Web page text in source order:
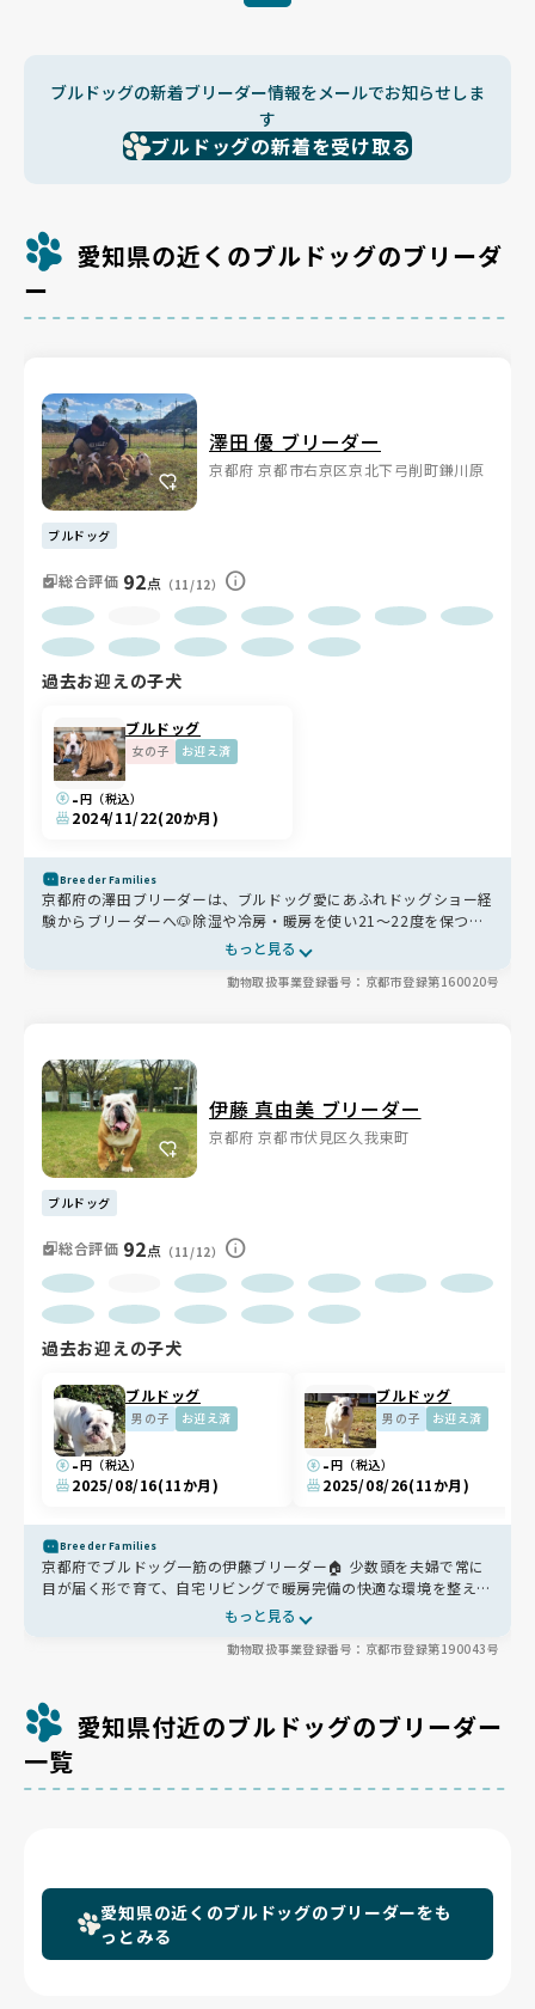
ブルドッグの新着ブリーダー情報をメールでお知らせしま
す
ブルドッグの新着を受け取る
愛知県の近くのブルドッグのブリーダ
ー
澤田 優 ブリーダー
京都府 京都市右京区京北下弓削町鎌川原
ブルドッグ
総合評価 92点 （11/12）
過去お迎えの子犬
ブルドッグ
女の子 お迎え済
-円（税込）
2024/11/22(20か月)
Breeder Families
京都府の澤田ブリーダーは、ブルドッグ愛にあふれドッグショー経
験からブリーダーへ🐶除湿や冷房・暖房を使い21〜22度を保つ専
用環境で体調管理を徹底し、少数頭を夫婦で大切にお世話🏠ヨー
ロッパの良血統を受け継ぎ、迎えた後もLINE相談や里帰り歓迎な
ど温かいサポートが魅力です🐾
もっと見る
動物取扱事業登録番号：京都市登録第160020号
伊藤 真由美 ブリーダー
京都府 京都市伏見区久我東町
ブルドッグ
総合評価 92点 （11/12）
過去お迎えの子犬
ブルドッグ
男の子 お迎え済
-円（税込）
2025/08/16(11か月)
ブルドッグ
男の子 お迎え済
-円（税込）
2025/08/26(11か月)
Breeder Families
京都府でブルドッグ一筋の伊藤ブリーダー🏠 少数頭を夫婦で常に
目が届く形で育て、自宅リビングで暖房完備の快適な環境を整えて
います🪟 かかりつけに加え、目の専門医など3つの病院を使い分け
る手厚い医療体制も安心✨母犬や兄弟、成犬と関わることで社会性
が自然に育ち、お迎え前のトイレ練習まで丁寧にサポートしていま
もっと見る
動物取扱事業登録番号：京都市登録第190043号
愛知県付近のブルドッグのブリーダー
一覧
愛知県の近くのブルドッグのブリーダーをも
っとみる